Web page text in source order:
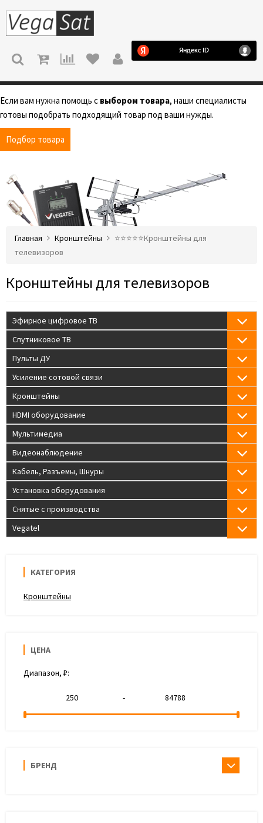
МЕНЮ
Если вам нужна помощь с выбором товара, наши специалисты
готовы подобрать подходящий товар под ваши нужды.
Подбор товара
Главная Кронштейны
⭐️⭐️⭐️⭐️⭐️Кронштейны для
телевизоров
Кронштейны для телевизоров
Эфирное цифровое ТВ
Спутниковое ТВ
Пульты ДУ
Усиление сотовой связи
Кронштейны
HDMI оборудование
Мультимедиа
Видеонаблюдение
Кабель, Разъемы, Шнуры
Установка оборудования
Снятые с производства
Vegatel
КАТЕГОРИЯ
Кронштейны
ЦЕНА
Диапазон, ₽:
-
БРЕНД